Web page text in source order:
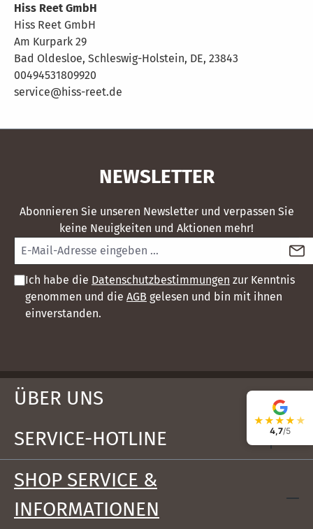
Hiss Reet GmbH
Hiss Reet GmbH
Am Kurpark 29
Bad Oldesloe, Schleswig-Holstein, DE, 23843
00494531809920
service@hiss-reet.de
NEWSLETTER
Abonnieren Sie unseren Newsletter und verpassen Sie
keine Neuigkeiten und Aktionen mehr!
Ich habe die Datenschutzbestimmungen zur Kenntnis
genommen und die AGB gelesen und bin mit ihnen
einverstanden.
ÜBER UNS
SERVICE-HOTLINE
SHOP SERVICE &
INFORMATIONEN
★★★★★
4,7/5